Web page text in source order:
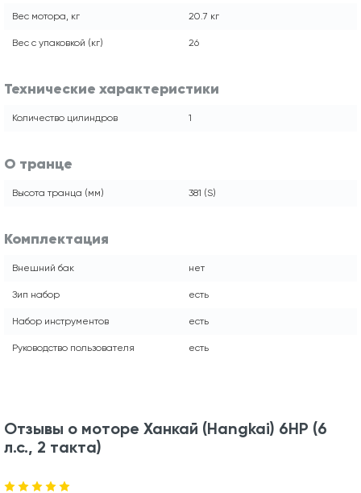
Вес мотора, кг 20.7 кг
Вес с упаковкой (кг) 26
Технические характеристики
Количество цилиндров 1
О транце
Высота транца (мм) 381 (S)
Комплектация
Внешний бак нет
Зип набор есть
Набор инструментов есть
Руководство пользователя есть
Отзывы о моторе Ханкай (Hangkai) 6HP (6
л.с., 2 такта)